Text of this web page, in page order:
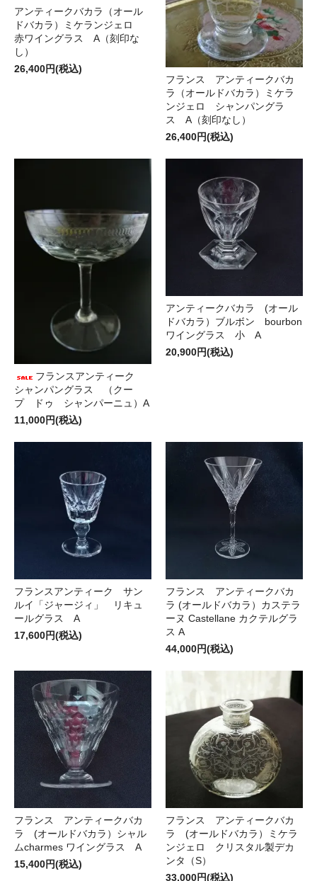
アンティークバカラ（オール
ドバカラ）ミケランジェロ
赤ワイングラス A（刻印な
し）
26,400円(税込)
フランス アンティークバカ
ラ（オールドバカラ）ミケラ
ンジェロ シャンパングラ
ス A（刻印なし）
26,400円(税込)
フランスアンティーク
シャンパングラス （クー
プ ドゥ シャンパーニュ）A
11,000円(税込)
アンティークバカラ (オール
ドバカラ）ブルボン bourbon
ワイングラス 小 A
20,900円(税込)
フランスアンティーク サン
ルイ「ジャージィ」 リキュ
ールグラス A
17,600円(税込)
フランス アンティークバカ
ラ (オールドバカラ）カステラ
ーヌ Castellane カクテルグラ
ス A
44,000円(税込)
フランス アンティークバカ
ラ (オールドバカラ）シャル
ムcharmes ワイングラス A
15,400円(税込)
フランス アンティークバカ
ラ (オールドバカラ）ミケラ
ンジェロ クリスタル製デカ
ンタ（S）
33,000円(税込)